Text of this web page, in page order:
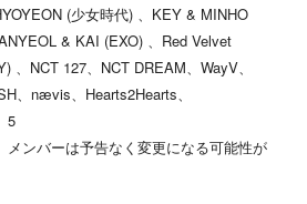
(少女時代) 、KEY & MINHO
& KAI (EXO) 、Red Velvet
、NCT 127、NCT DREAM、WayV、
、nævis、Hearts2Hearts、
5
ンバーは予告なく変更になる可能性が